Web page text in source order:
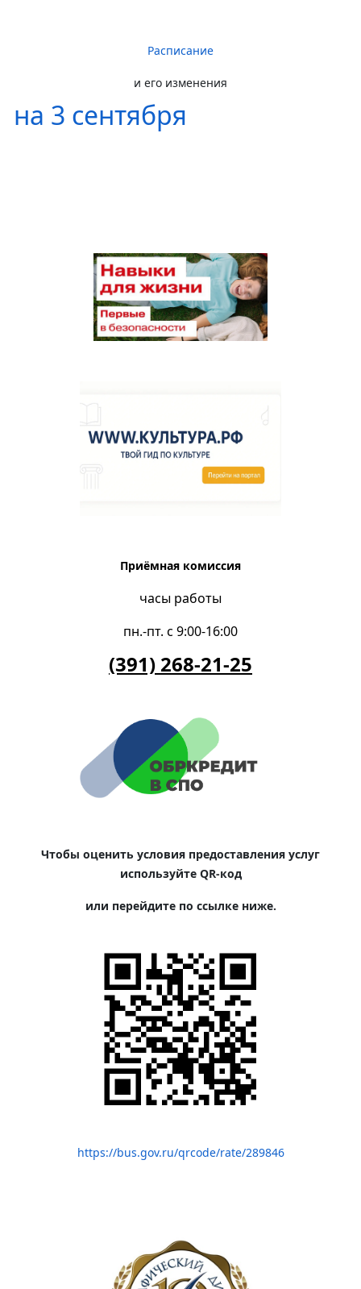
Расписание
и его изменения
на 3 сентября
Приёмная комиссия
часы работы
пн.-пт. с 9:00-16:00
(391) 268-21-25
Чтобы оценить условия предоставления услуг
используйте QR-код
или перейдите по ссылке ниже.
https://bus.gov.ru/qrcode/rate/289846